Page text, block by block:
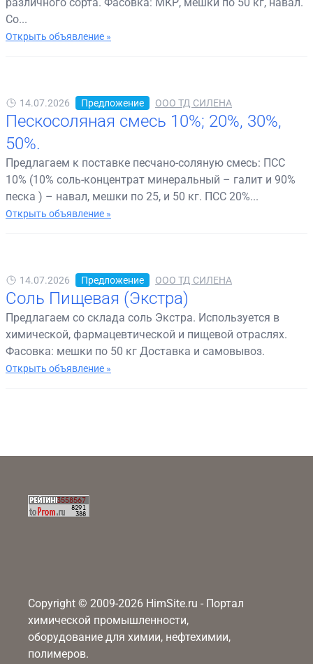
Со...
Открыть объявление »
14.07.2026 Предложение ООО ТД СИЛЕНА
Пескосоляная смесь 10%; 20%, 30%,
50%.
Предлагаем к поставке песчано-соляную смесь: ПСС
10% (10% соль-концентрат минеральный – галит и 90%
песка ) – навал, мешки по 25, и 50 кг. ПСС 20%...
Открыть объявление »
14.07.2026 Предложение ООО ТД СИЛЕНА
Соль Пищевая (Экстра)
Предлагаем со склада соль Экстра. Используется в
химической, фармацевтической и пищевой отраслях.
Фасовка: мешки по 50 кг Доставка и самовывоз.
Открыть объявление »
Copyright © 2009-2026 HimSite.ru - Портал
химической промышленности,
оборудование для химии, нефтехимии,
полимеров.